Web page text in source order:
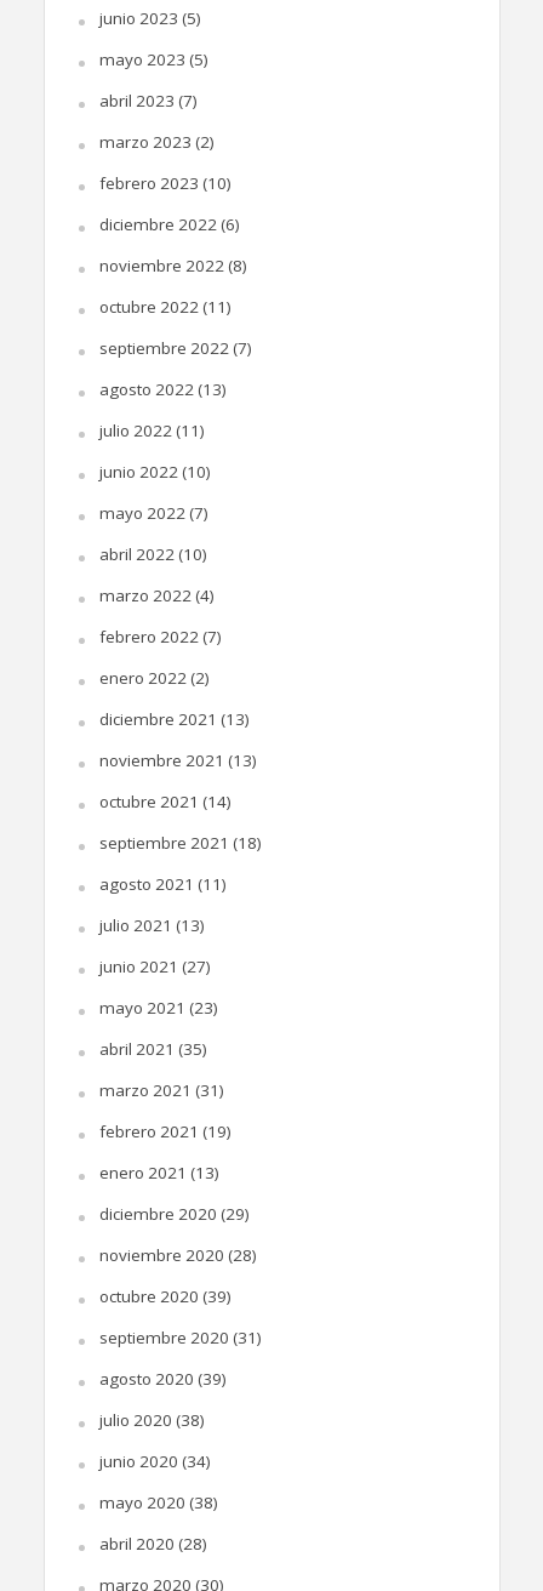
junio 2023 (5)
mayo 2023 (5)
abril 2023 (7)
marzo 2023 (2)
febrero 2023 (10)
diciembre 2022(6)
noviembre 2022(8)
octubre 2022(11)
septiembre 2022(7)
agosto 2022(13)
julio 2022(11)
junio 2022(10)
mayo 2022(7)
abril 2022(10)
marzo 2022(4)
febrero 2022(7)
enero 2022(2)
diciembre 2021 (13)
noviembre 2021 (13)
octubre 2021 (14)
septiembre 2021 (18)
agosto 2021 (11)
julio 2021 (13)
junio 2021 (27)
mayo 2021 (23)
abril 2021 (35)
marzo 2021 (31)
febrero 2021 (19)
enero 2021 (13)
diciembre 2020 (29)
noviembre 2020 (28)
octubre 2020 (39)
septiembre 2020 (31)
agosto 2020 (39)
julio 2020 (38)
junio 2020 (34)
mayo 2020 (38)
abril 2020 (28)
marzo 2020 (30)